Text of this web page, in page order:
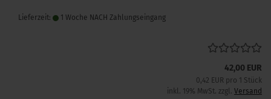
Lieferzeit: 1 Woche NACH Zahlungseingang
42,00 EUR
0,42 EUR pro 1 Stück
inkl. 19% MwSt. zzgl. Versand